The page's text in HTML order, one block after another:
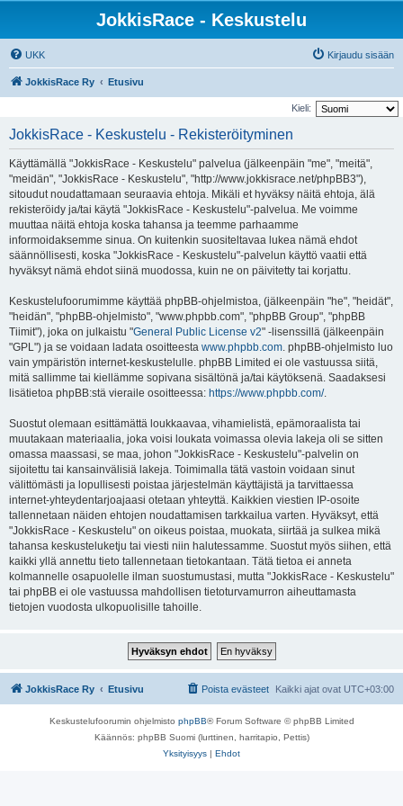
JokkisRace - Keskustelu
UKK Kirjaudu sisään
JokkisRace Ry Etusivu
Kieli:
JokkisRace - Keskustelu - Rekisteröityminen
Käyttämällä "JokkisRace - Keskustelu" palvelua (jälkeenpäin "me", "meitä",
"meidän", "JokkisRace - Keskustelu", "http://www.jokkisrace.net/phpBB3"),
sitoudut noudattamaan seuraavia ehtoja. Mikäli et hyväksy näitä ehtoja, älä
rekisteröidy ja/tai käytä "JokkisRace - Keskustelu"-palvelua. Me voimme
muuttaa näitä ehtoja koska tahansa ja teemme parhaamme
informoidaksemme sinua. On kuitenkin suositeltavaa lukea nämä ehdot
säännöllisesti, koska "JokkisRace - Keskustelu"-palvelun käyttö vaatii että
hyväksyt nämä ehdot siinä muodossa, kuin ne on päivitetty tai korjattu.
Keskustelufoorumimme käyttää phpBB-ohjelmistoa, (jälkeenpäin "he", "heidät",
"heidän", "phpBB-ohjelmisto", "www.phpbb.com", "phpBB Group", "phpBB
Tiimit"), joka on julkaistu "General Public License v2" -lisenssillä (jälkeenpäin
"GPL") ja se voidaan ladata osoitteesta www.phpbb.com. phpBB-ohjelmisto luo
vain ympäristön internet-keskustelulle. phpBB Limited ei ole vastuussa siitä,
mitä sallimme tai kiellämme sopivana sisältönä ja/tai käytöksenä. Saadaksesi
lisätietoa phpBB:stä vieraile osoitteessa: https://www.phpbb.com/.
Suostut olemaan esittämättä loukkaavaa, vihamielistä, epämoraalista tai
muutakaan materiaalia, joka voisi loukata voimassa olevia lakeja oli se sitten
omassa maassasi, se maa, johon "JokkisRace - Keskustelu"-palvelin on
sijoitettu tai kansainvälisiä lakeja. Toimimalla tätä vastoin voidaan sinut
välittömästi ja lopullisesti poistaa järjestelmän käyttäjistä ja tarvittaessa
internet-yhteydentarjoajaasi otetaan yhteyttä. Kaikkien viestien IP-osoite
tallennetaan näiden ehtojen noudattamisen tarkkailua varten. Hyväksyt, että
"JokkisRace - Keskustelu" on oikeus poistaa, muokata, siirtää ja sulkea mikä
tahansa keskusteluketju tai viesti niin halutessamme. Suostut myös siihen, että
kaikki yllä annettu tieto tallennetaan tietokantaan. Tätä tietoa ei anneta
kolmannelle osapuolelle ilman suostumustasi, mutta "JokkisRace - Keskustelu"
tai phpBB ei ole vastuussa mahdollisen tietoturvamurron aiheuttamasta
tietojen vuodosta ulkopuolisille tahoille.
JokkisRace Ry Etusivu Kaikki ajat ovat UTC+03:00
Poista evästeet
Keskustelufoorumin ohjelmisto phpBB® Forum Software © phpBB Limited
Käännös: phpBB Suomi (lurttinen, harritapio, Pettis)
Yksityisyys | Ehdot